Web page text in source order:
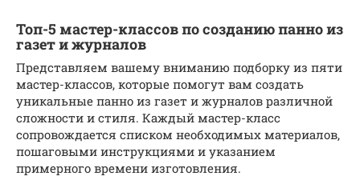
Топ-5 мастер-классов по созданию панно из
газет и журналов
Представляем вашему вниманию подборку из пяти
мастер-классов, которые помогут вам создать
уникальные панно из газет и журналов различной
сложности и стиля. Каждый мастер-класс
сопровождается списком необходимых материалов,
пошаговыми инструкциями и указанием
примерного времени изготовления.